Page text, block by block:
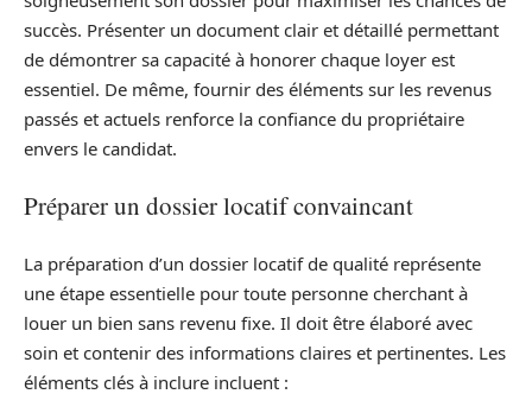
succès. Présenter un document clair et détaillé permettant
de démontrer sa capacité à honorer chaque loyer est
essentiel. De même, fournir des éléments sur les revenus
passés et actuels renforce la confiance du propriétaire
envers le candidat.
Préparer un dossier locatif convaincant
La préparation d’un dossier locatif de qualité représente
une étape essentielle pour toute personne cherchant à
louer un bien sans revenu fixe. Il doit être élaboré avec
soin et contenir des informations claires et pertinentes. Les
éléments clés à inclure incluent :